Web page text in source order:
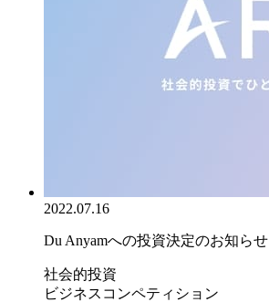
2022.07.16
Du Anyamへの投資決定のお知らせ
社会的投資
ビジネスコンペティション